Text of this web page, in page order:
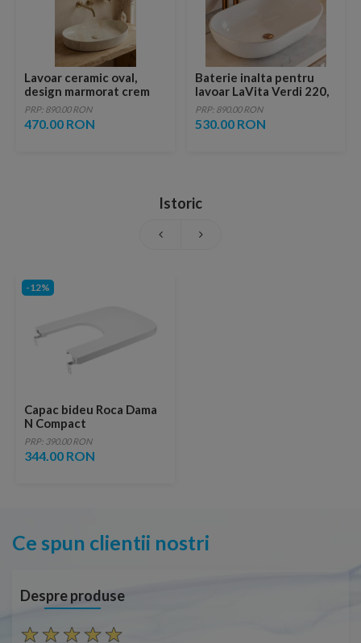
Lavoar ceramic oval,
design marmorat crem
lucios cu vene aurii,
ventil inclus
PRP: 890.00 RON
470.00 RON
Baterie inalta pentru
lavoar LaVita Verdi 220,
fara ventil, brushed
copper
PRP: 890.00 RON
530.00 RON
Istoric
-12%
Capac bideu Roca Dama
N Compact
PRP: 390.00 RON
344.00 RON
Ce spun clientii nostri
Despre produse